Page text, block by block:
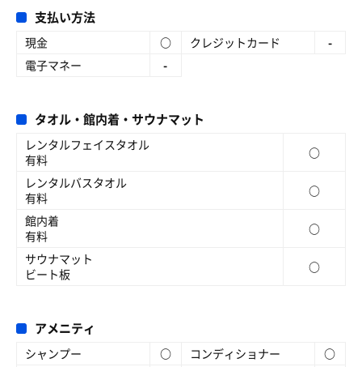
支払い方法
現金 ○ クレジットカード
-
電子マネー
-
タオル・館内着・サウナマット
レンタルフェイスタオル
有料
○
レンタルバスタオル
有料
○
館内着
有料
○
サウナマット
ビート板
○
アメニティ
シャンプー ○ コンディショナー
○